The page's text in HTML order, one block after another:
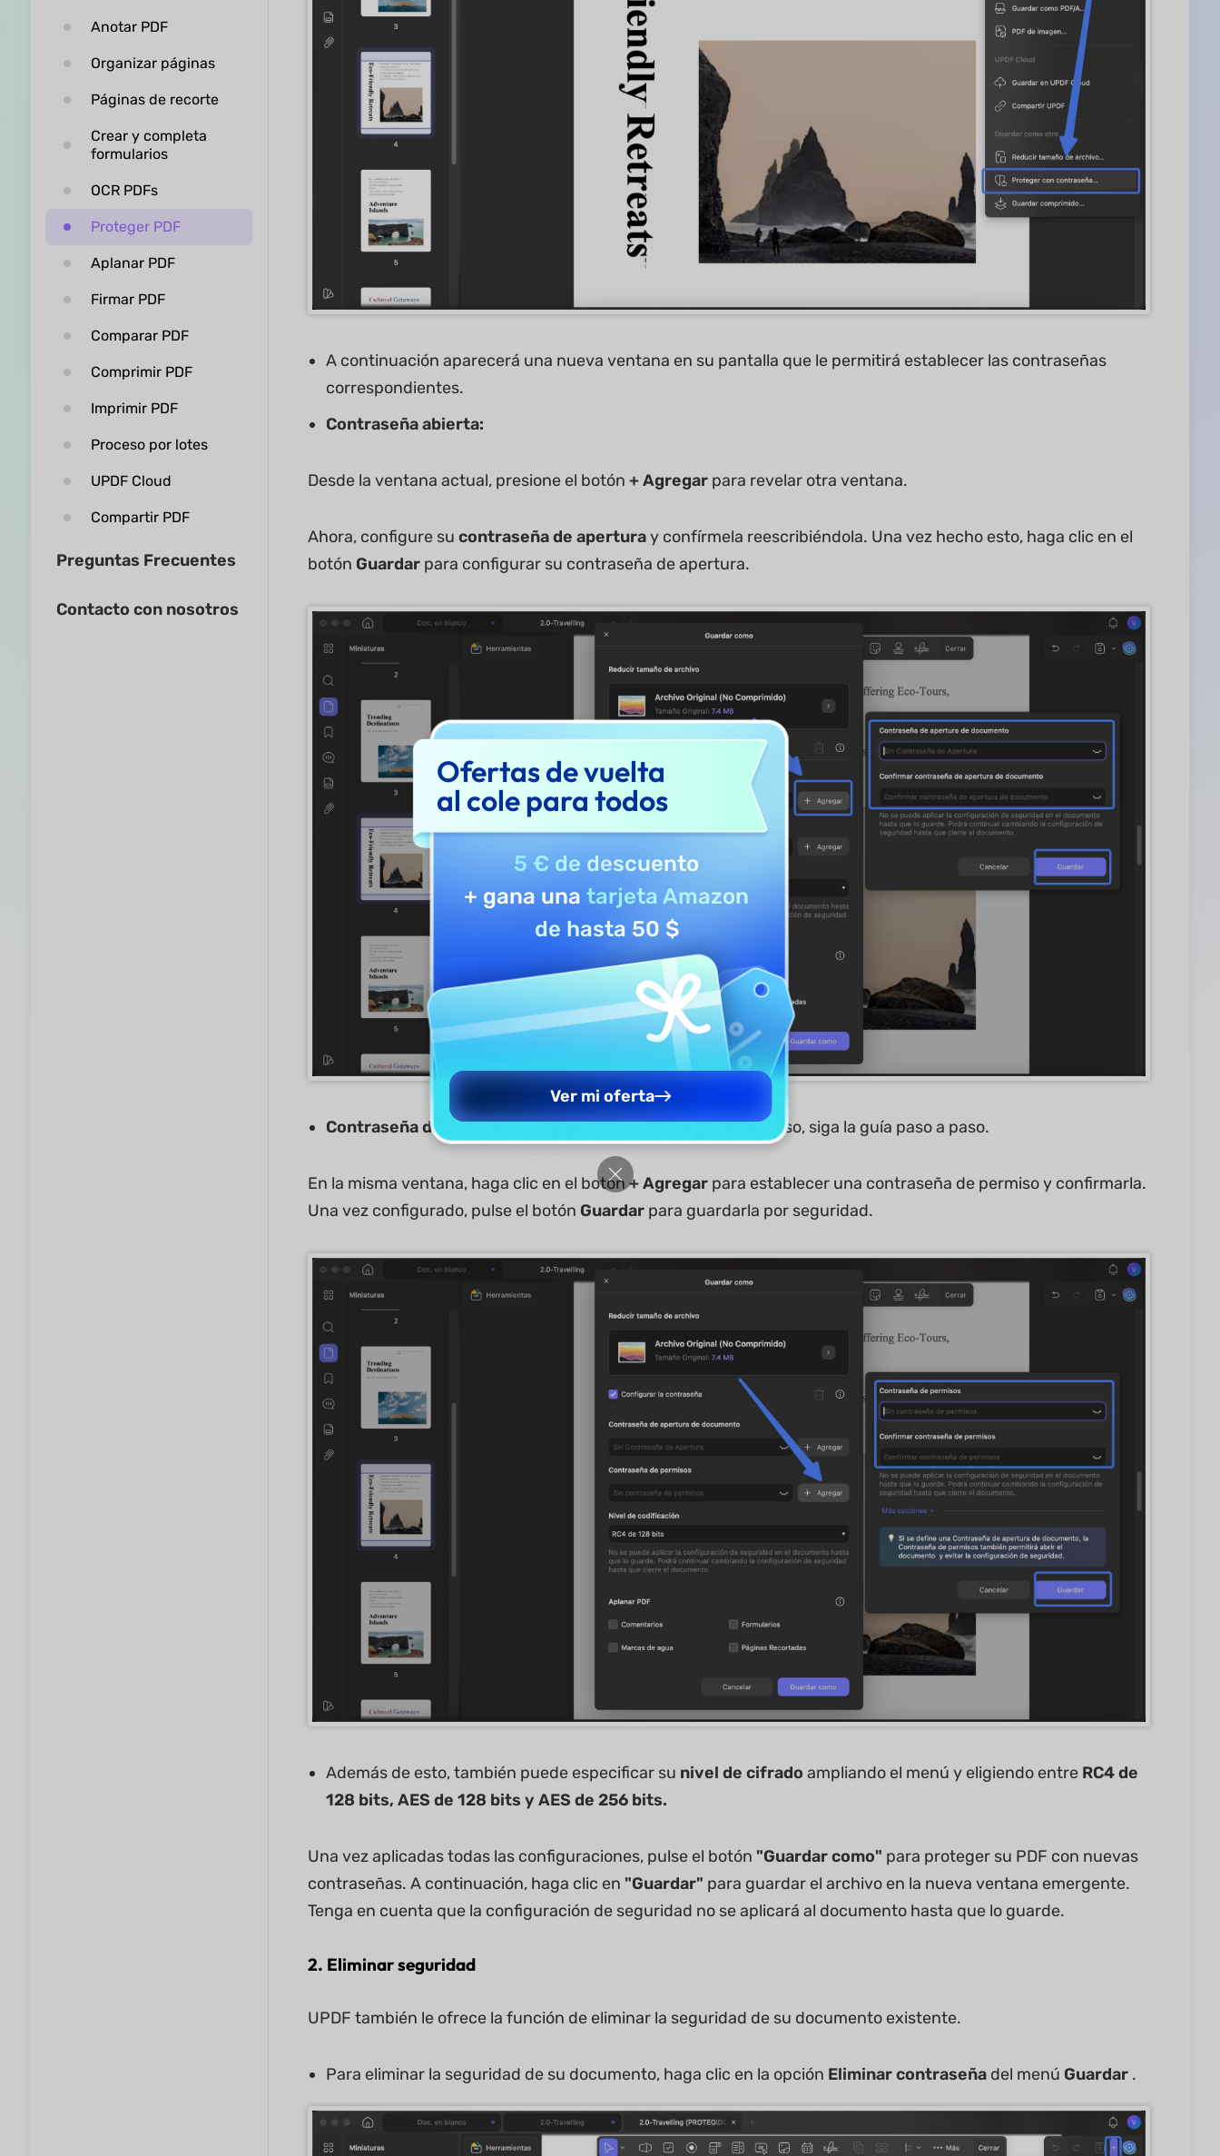
Anotar PDF
Organizar páginas
Páginas de recorte
Crear y completa
formularios
OCR PDFs
Proteger PDF
Aplanar PDF
Firmar PDF
Comparar PDF
Comprimir PDF
Imprimir PDF
Proceso por lotes
UPDF Cloud
Compartir PDF
Preguntas Frecuentes
Contacto con nosotros
A continuación aparecerá una nueva ventana en su pantalla que le permitirá establecer las contraseñas
correspondientes.
Contraseña abierta:
Desde la ventana actual, presione el botón + Agregarpara revelar otra ventana.
Ahora, configure su contraseña de aperturay confírmela reescribiéndola. Una vez hecho esto, haga clic en el
botón Guardarpara configurar su contraseña de apertura.
Contraseña de permiso:Para poner su contraseña de permiso, siga la guía paso a paso.
En la misma ventana, haga clic en el botón+Agregarpara establecer una contraseña de permiso y confirmarla.
Una vez configurado, pulse el botón Guardarpara guardarla por seguridad.
Además de esto, también puede especificar su nivel de cifrado ampliando el menú y eligiendo entre RC4 de
128 bits, AES de 128 bits y AES de 256 bits.
Una vez aplicadas todas las configuraciones, pulse el botón "Guardar como" para proteger su PDF con nuevas
contraseñas. A continuación, haga clic en "Guardar" para guardar el archivo en la nueva ventana emergente.
Tenga en cuenta que la configuración de seguridad no se aplicará al documento hasta que lo guarde.
2. Eliminar seguridad
UPDF también le ofrece la función de eliminar la seguridad de su documento existente.
Para eliminar la seguridad de su documento, haga clic en la opción Eliminar contraseñadel menú Guardar.
Ofertas de vuelta
al cole para todos
5 € de descuento
+ gana unatarjeta Amazon
de hasta 50 $
Ver mi oferta